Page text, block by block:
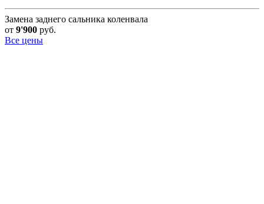
Замена заднего сальника коленвала
от 9'900 руб.
Все цены